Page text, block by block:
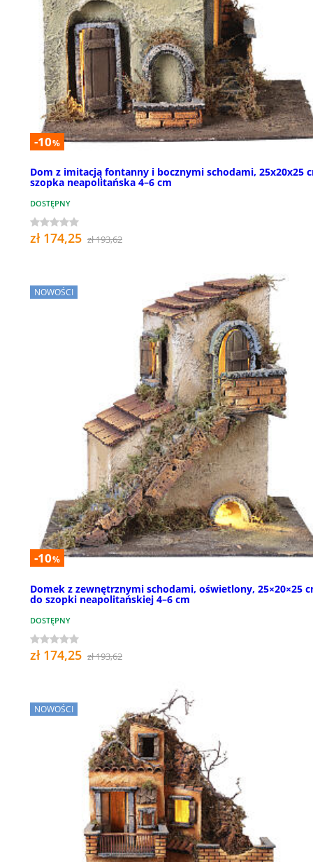
-10%
Dom z imitacją fontanny i bocznymi schodami, 25x20x25
szopka neapolitańska 4–6 cm
DOSTĘPNY
zł 174,25 zł 193,62
NOWOŚCI
-10%
Domek z zewnętrznymi schodami, oświetlony, 25×20×25
do szopki neapolitańskiej 4–6 cm
DOSTĘPNY
zł 174,25 zł 193,62
NOWOŚCI